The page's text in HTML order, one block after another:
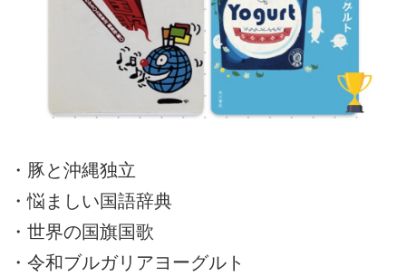
・豚と沖縄独立
・悩ましい国語辞典
・世界の国旗国歌
・令和ブルガリアヨーグルト